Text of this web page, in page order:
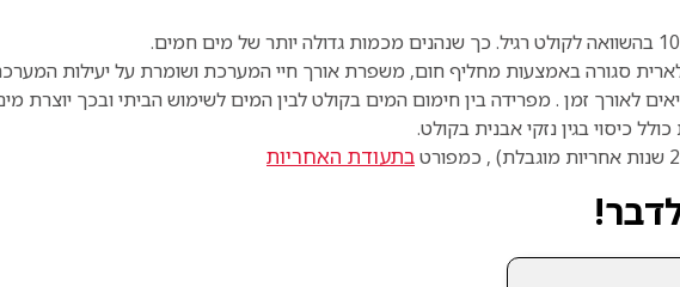
סגורה באמצעות מחליף חום, משפרת אורך חיי המערכת ושומרת על יעילות
המים בקולט לבין המים לשימוש הביתי ובכך יוצרת
כיסוי בגין נזקי אבנית בקולט.
בתעודת האחריות